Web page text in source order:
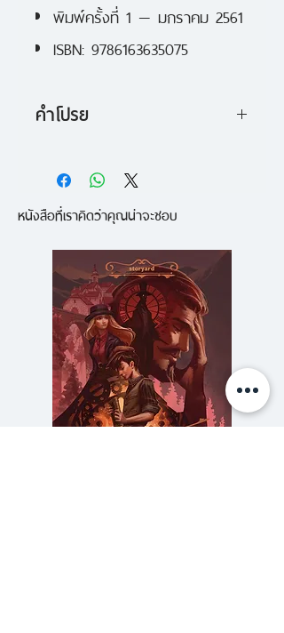
พิมพ์ครั้งที่ 1 — มกราคม 2561
ISBN: 9786163635075
คำโปรย
ด้วยฮายาตะ เหล่านักรบแห่งแสงเริ่ม
เปิดฉากตอบโต้ เพื่อขัดขวางการ
รุกรานโลกของ “ดาวทมิฬ”
ตัวตนของเรย์ น้องชายของโมโรโบชิ
ที่พลัดพรากจากกัน ความปลอดภัย
ของเรนะที่ติดอยู่ในบ่วงการต่อสู้
รวมไปถึงความจริงของ “ดาว
ทมิฬ”…คำตอบทั้งหมด อยู่ที่ปลาย
หนังสือที่เราคิดว่าคุณน่าจะชอบ